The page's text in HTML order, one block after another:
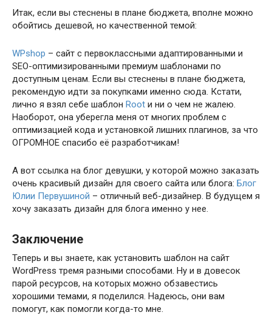
Итак, если вы стеснены в плане бюджета, вполне можно
обойтись дешевой, но качественной темой:
WPshop – сайт с первоклассными адаптированными и
SEO-оптимизированными премиум шаблонами по
доступным ценам. Если вы стеснены в плане бюджета,
рекомендую идти за покупками именно сюда. Кстати,
лично я взял себе шаблон Root и ни о чем не жалею.
Наоборот, она уберегла меня от многих проблем с
оптимизацией кода и установкой лишних плагинов, за что
ОГРОМНОЕ спасибо её разработчикам!
А вот ссылка на блог девушки, у которой можно заказать
очень красивый дизайн для своего сайта или блога: Блог
Юлии Первушиной – отличный веб-дизайнер. В будущем я
хочу заказать дизайн для блога именно у нее.
Заключение
Теперь и вы знаете, как установить шаблон на сайт
WordPress тремя разными способами. Ну и в довесок
парой ресурсов, на которых можно обзавестись
хорошими темами, я поделился. Надеюсь, они вам
помогут, как помогли когда-то мне.